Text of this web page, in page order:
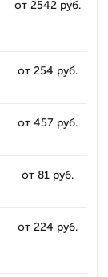
от 2542 руб.
от 254 руб.
от 457 руб.
от 81 руб.
от 224 руб.